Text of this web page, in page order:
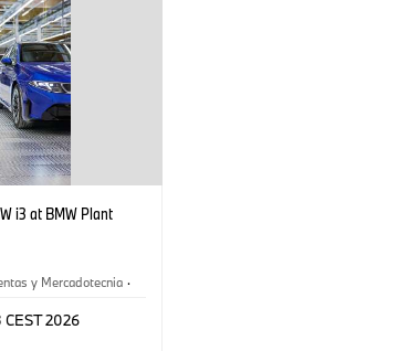
i3 at BMW Plant
y Mercadotecnia ·
2026